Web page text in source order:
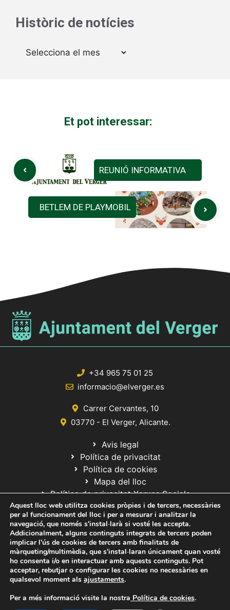
Històric de notícies
Arxius
Et pot interessar:
REUNIÓ INFORMATIVA
BETLEM DE PLAYMOBIL
+34 965 75 01 25
informacio@elverger.es
Carrer Cervantes, 10
03770 - El Verger, Alicante.
Avis legal
Política de privacitat
Política de cookies
Mapa del lloc
Política de privacitat Xarxes Socials
© 2020 Web desarrollada por el Servicio de Informática de Diputación
de Alicante
Aquest lloc web utilitza cookies pròpies i de tercers, necessàries
per al funcionament del lloc i per a mesurar i analitzar la
navegació, que només s'instal·larà si vosté les accepta.
Addicionalment, alguns continguts integrats de tercers poden
implicar l'ús de cookies de tercers amb finalitats de
màrqueting/multimèdia, que s'instal·laran únicament quan vosté
ho consenta i/o en interactuar amb aquests continguts. Pot
acceptar, rebutjar o configurar les cookies no necessàries en
qualsevol moment als ajustaments.
Per a més informació visite la nostra Política de cookies.